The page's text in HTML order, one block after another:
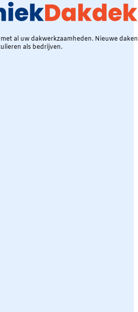
al uw dakwerkzaamheden. Nieuwe
als bedrijven.